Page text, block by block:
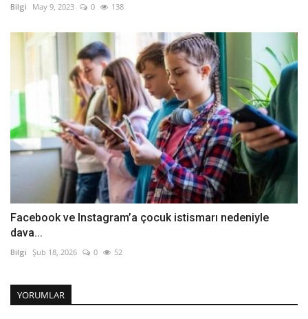
Bilgi May 9, 2023 0 138
Facebook ve Instagram’a çocuk istismarı nedeniyle
dava...
Bilgi Şub 18, 2026 0 52
YORUMLAR